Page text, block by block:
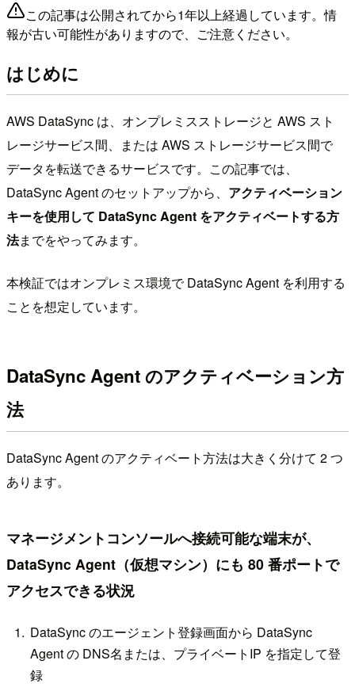
この記事は公開されてから1年以上経過しています。情
報が古い可能性がありますので、ご注意ください。
はじめに
AWS DataSync は、オンプレミスストレージと AWS スト
レージサービス間、または AWS ストレージサービス間で
データを転送できるサービスです。この記事では、
DataSync Agent のセットアップから、 アクティベーション
キーを使用して DataSync Agent をアクティベートする方
法までをやってみます。
本検証ではオンプレミス環境で DataSync Agent を利用する
ことを想定しています。
DataSync Agent のアクティベーション方
法
DataSync Agent のアクティベート方法は大きく分けて 2 つ
あります。
マネージメントコンソールへ接続可能な端末が、
DataSync Agent（仮想マシン）にも 80 番ポートで
アクセスできる状況
DataSync のエージェント登録画面から DataSync
Agent の DNS名または、プライベートIP を指定して登
録